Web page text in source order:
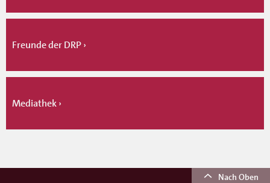
Freunde der DRP
Mediathek
Nach Oben